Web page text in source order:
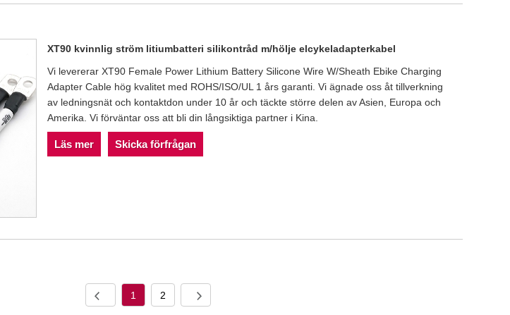
XT90 kvinnlig ström litiumbatteri silikontråd m/hölje elcykeladapterkabel
Vi levererar XT90 Female Power Lithium Battery Silicone Wire W/Sheath Ebike Charging
Adapter Cable hög kvalitet med ROHS/ISO/UL 1 års garanti. Vi ägnade oss åt tillverkning
av ledningsnät och kontaktdon under 10 år och täckte större delen av Asien, Europa och
Amerika. Vi förväntar oss att bli din långsiktiga partner i Kina.
Läs mer Skicka förfrågan
1 2